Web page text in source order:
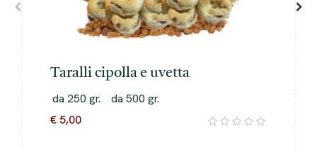
Taralli cipolla e uvetta
da 250 gr.
da 500 gr.
€ 5,00